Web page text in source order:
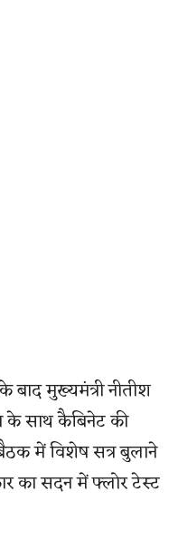
मुख्यमंत्री नीतीश
के साथ कैबिनेट की
में विशेष सत्र बुलाने
का सदन में फ्लोर टेस्ट